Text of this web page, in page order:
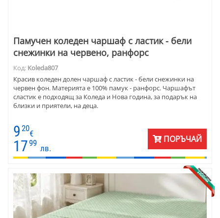
Памучен коледен чаршаф с ластик - бели
снежинки на червено, ранфорс
Код: Koleda807
Красив коледен долен чаршаф с ластик - бели снежинки на
червен фон. Материята е 100% памук - ранфорс. Чаршафът
сластик е подходящ за Коледа и Нова година, за подарък на
близки и приятели, на деца.
9 20
€
1799
лв.
ПОРЪЧАЙ